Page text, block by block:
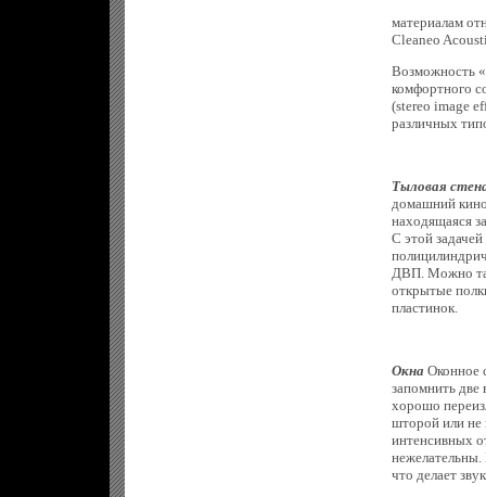
материалам
Cleaneo
Возможность
комфортного
(stereo image
различных
Тыловая
домашний
находящаяся
С этой
ДВП. Можно
открытые
пластинок.
Окна Оконное
запомнить
хорошо
шторой или не
интенсивных
нежелательны.
что делает